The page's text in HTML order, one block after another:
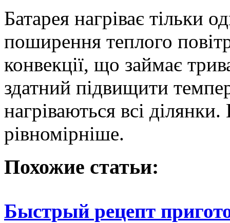
Батарея нагріває тільки
поширення теплого
конвекції, що займає
здатний підвищити
нагріваються всі
рівномірніше.
Похожие статьи:
Быстрый рецепт